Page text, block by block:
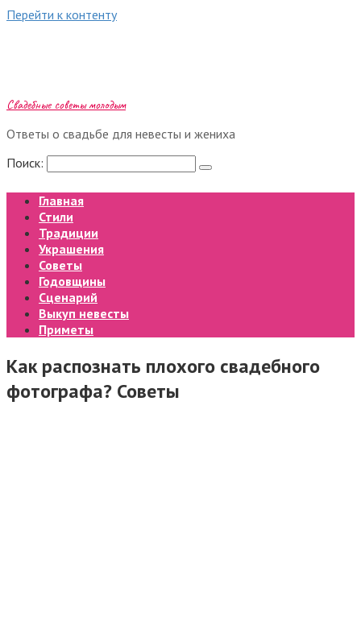
Перейти к контенту
Свадебные советы молодым
Ответы о свадьбе для невесты и жениха
Поиск:
Главная
Стили
Традиции
Украшения
Советы
Годовщины
Сценарий
Выкуп невесты
Приметы
Как распознать плохого свадебного
фотографа? Советы